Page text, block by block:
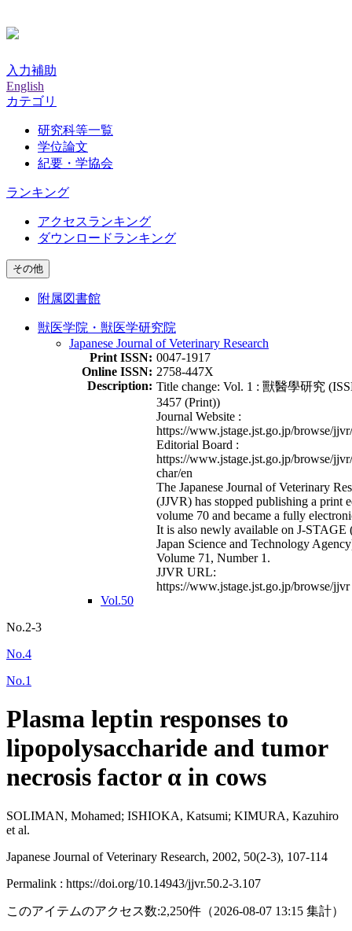
入力補助
English
カテゴリ
研究科等一覧
学位論文
紀要・学協会
ランキング
アクセスランキング
ダウンロードランキング
その他
附属図書館
獣医学院・獣医学研究院
Japanese Journal of Veterinary Research
Print ISSN: 0047-1917
Online ISSN: 2758-447X
Description: Title change: Vol. 1 : 獸醫學研究
3457 (Print))
Journal Website :
https://www.jstage.jst.go.jp/browse/
Editorial Board :
https://www.jstage.jst.go.jp/browse/
char/en
The Japanese Journal of Veterinary
(JJVR) has stopped publishing a print
volume 70 and became a fully
It is also newly available on J-STAGE
Japan Science and Technology
Volume 71, Number 1.
JJVR URL:
https://www.jstage.jst.go.jp/browse/jjvr
Vol.50
No.2-3
No.4
No.1
Plasma leptin responses to
lipopolysaccharide and tumor
necrosis factor α in cows
SOLIMAN, Mohamed; ISHIOKA, Katsumi; KIMURA, Kazuhiro
et al.
Japanese Journal of Veterinary Research, 2002, 50(2-3), 107-114
Permalink : https://doi.org/10.14943/jjvr.50.2-3.107
このアイテムのアクセス数:2,250件 （2026-08-07 13:15 集計）